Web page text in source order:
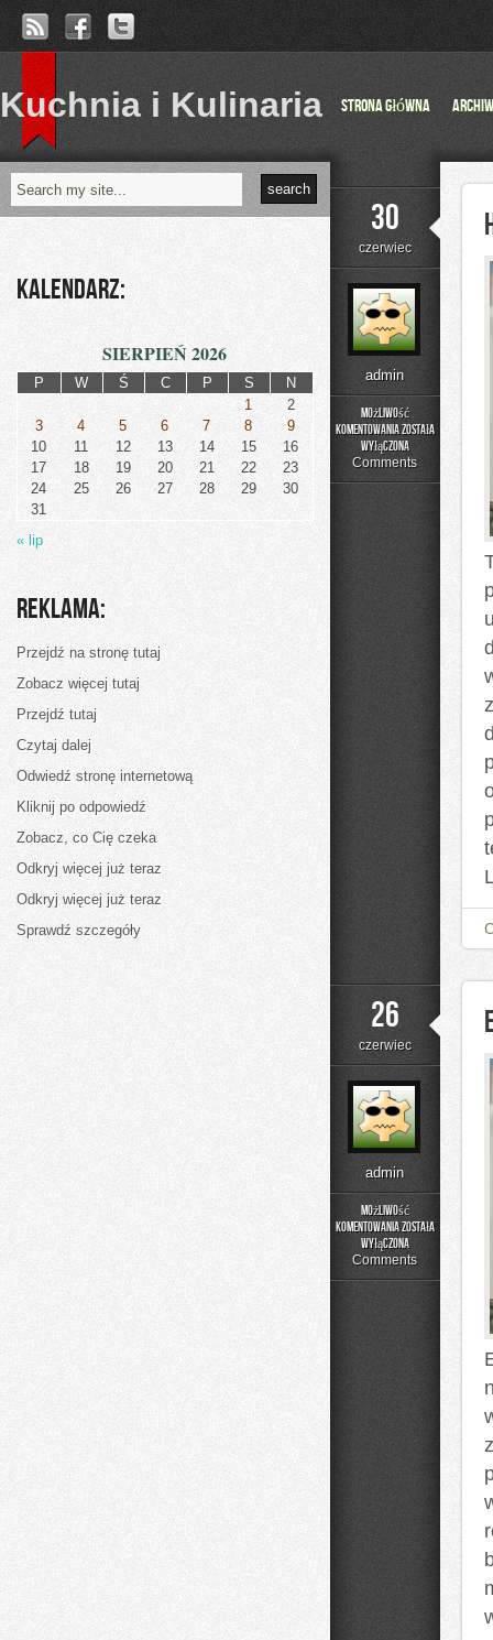
Kuchnia i Kulinaria Strona główna
30
czerwiec
admin
Możliwość
komentowania
Historia
Przemysłu
została
wyłączona
Comments
26
czerwiec
admin
Możliwość
komentowania
Edukacja
Styl
została
wyłączona
Comments
Kalendarz:
SIERPIEŃ 2026
P W Ś C P S
N
1
2
3
4 5 6 7 8
9
10
11 12 13 14 15
16
17
18 19 20 21 22
23
24
25 26 27 28 29
30
31
« lip
Reklama:
Przejdź na stronę tutaj
Zobacz więcej tutaj
Przejdź tutaj
Czytaj dalej
Odwiedź stronę internetową
Kliknij po odpowiedź
Zobacz, co Cię czeka
Odkryj więcej już teraz
Odkryj więcej już teraz
Sprawdź szczegóły